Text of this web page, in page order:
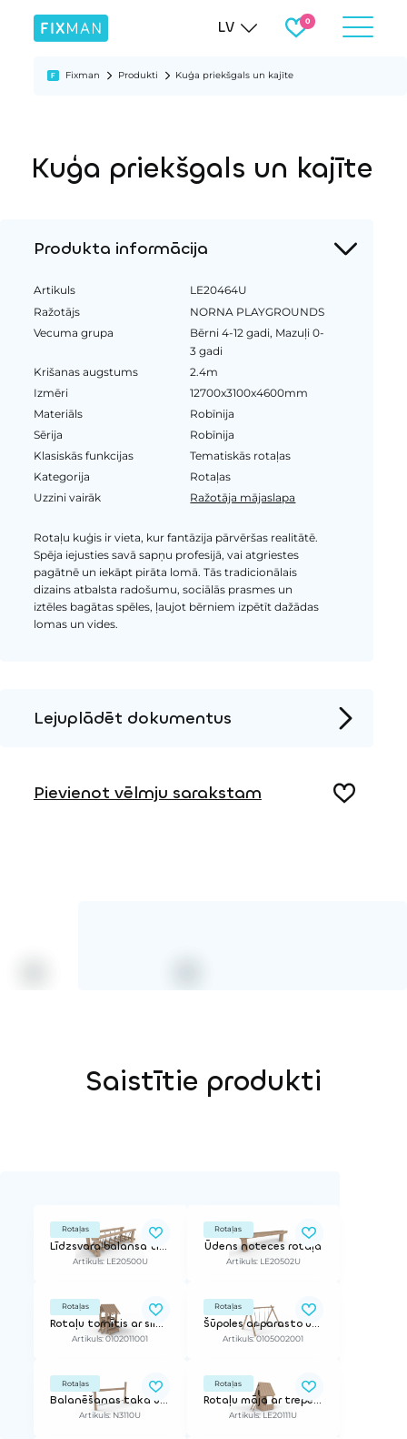
LV
Fixman Produkti Kuģa priekšgals un kajīte
Kuģa priekšgals un kajīte
Produkta informācija
Artikuls
LE20464U
Ražotājs
NORNA PLAYGROUNDS
Vecuma grupa
Bērni 4-12 gadi, Mazuļi 0-
3 gadi
Krišanas augstums
2.4m
Izmēri
12700x3100x4600mm
Materiāls
Robīnija
Sērija
Robīnija
Klasiskās funkcijas
Tematiskās rotaļas
Kategorija
Rotaļas
Uzzini vairāk
Ražotāja mājaslapa
Rotaļu kuģis ir vieta, kur fantāzija pārvēršas realitātē.
Spēja iejusties savā sapņu profesijā, vai atgriestes
pagātnē un iekāpt pirāta lomā. Tās tradicionālais
dizains atbalsta radošumu, sociālās prasmes un
iztēles bagātas spēles, ļaujot bērniem izpētīt dažādas
lomas un vides.
Lejuplādēt dokumentus
Pievienot vēlmju sarakstam
Saistītie produkti
Rotaļas
Līdzsvara balansa tiltiņš
Artikuls: LE20500U
Rotaļas
Ūdens noteces rotaļa
Artikuls: LE20502U
Rotaļas
Rotaļu tornītis ar slidkalniņu un jumtu QUATRY 600 RO
Artikuls: 0102011001
Rotaļas
Šūpoles ar parasto un mazuļu sēdeklīti
Artikuls: 0105002001
Rotaļas
Balanēšanas taka uz virves
Artikuls: N3110U
Rotaļas
Rotaļu māja ar trepēm
Artikuls: LE20111U